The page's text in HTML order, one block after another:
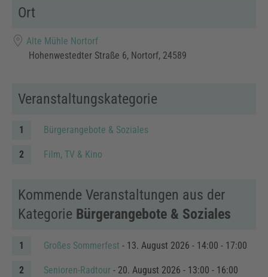
Ort
Alte Mühle Nortorf
Hohenwestedter Straße 6, Nortorf, 24589
Veranstaltungskategorie
Bürgerangebote & Soziales
Film, TV & Kino
Kommende Veranstaltungen aus der
Kategorie Bürgerangebote & Soziales
Großes Sommerfest - 13. August 2026 - 14:00 - 17:00
Senioren-Radtour- 20. August 2026 - 13:00 - 16:00